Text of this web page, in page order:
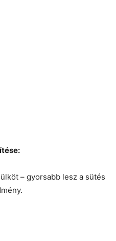
– gyorsabb lesz a sütés